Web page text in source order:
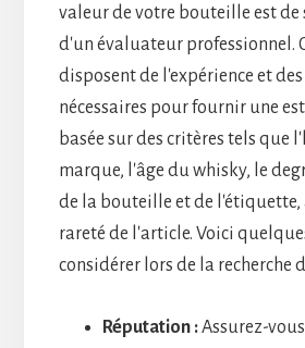
valeur de votre bouteille est
d'un évaluateur professionnel.
disposent de l'expérience et
nécessaires pour fournir une
basée sur des critères tels que
marque, l'âge du whisky, le
de la bouteille et de l'étiquette,
rareté de l'article. Voici
considérer lors de la recherche
Réputation :Assurez-